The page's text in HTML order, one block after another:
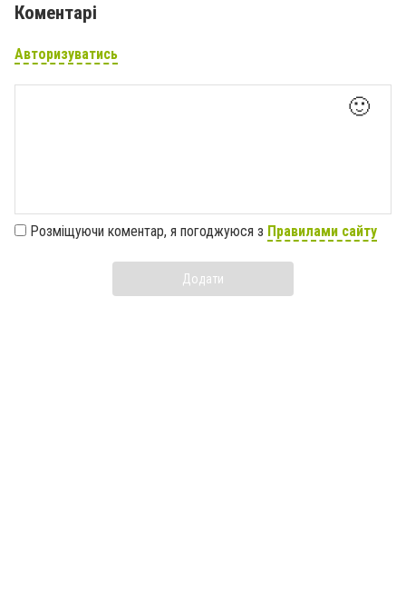
Коментарі
Авторизуватись
🙂
Розміщуючи коментар, я погоджуюся з Правилами сайту
Додати